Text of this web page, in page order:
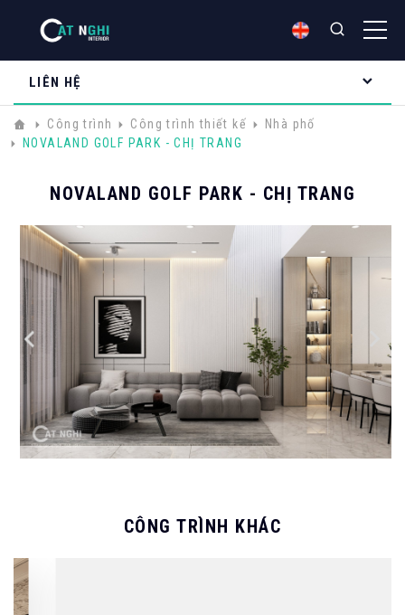
LIÊN HỆ
Công trình Công trình thiết kế
Nhà phố
NOVALAND GOLF PARK - CHỊ TRANG
NOVALAND GOLF PARK - CHỊ TRANG
CÔNG TRÌNH KHÁC